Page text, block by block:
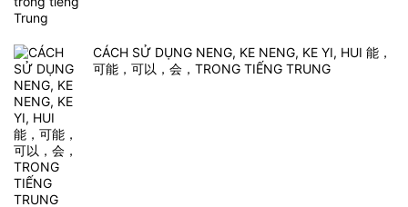
CÁCH SỬ DỤNG NENG, KE NENG, KE YI, HUI 能，
可能，可以，会，TRONG TIẾNG TRUNG